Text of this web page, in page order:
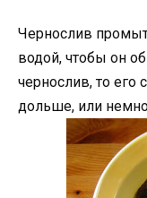
Чернослив
водой, чтобы он
чернослив, то его
дольше, или